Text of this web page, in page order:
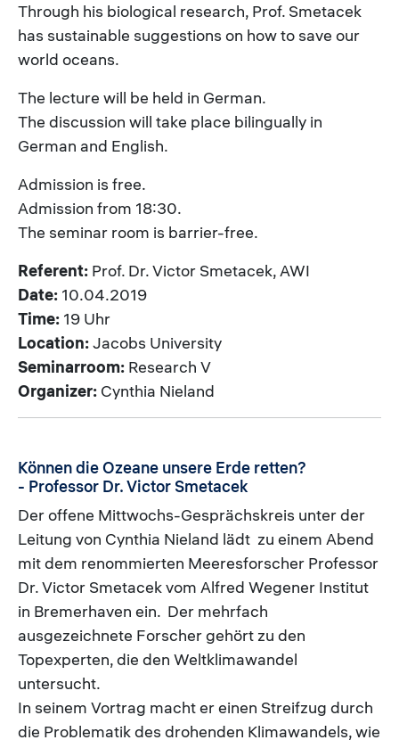
Through his biological research, Prof. Smetacek
has sustainable suggestions on how to save our
world oceans.
The lecture will be held in German.
The discussion will take place bilingually in
German and English.
Admission is free.
Admission from 18:30.
The seminar room is barrier-free.
Referent: Prof. Dr. Victor Smetacek, AWI
Date: 10.04.2019
Time: 19 Uhr
Location:Jacobs University
Seminarroom: Research V
Organizer: Cynthia Nieland
Können die Ozeane unsere Erde retten?
- Professor Dr. Victor Smetacek
Der offene Mittwochs-Gesprächskreis unter der
Leitung von Cynthia Nieland lädt zu einem Abend
mit dem renommierten Meeresforscher Professor
Dr. Victor Smetacek vom Alfred Wegener Institut
in Bremerhaven ein. Der mehrfach
ausgezeichnete Forscher gehört zu den
Topexperten, die den Weltklimawandel
untersucht.
In seinem Vortrag macht er einen Streifzug durch
die Problematik des drohenden Klimawandels, wie